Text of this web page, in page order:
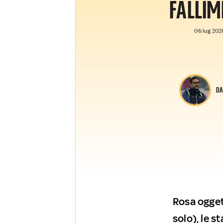
06 lug
Rosa
solo), le